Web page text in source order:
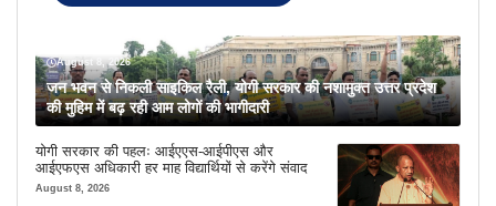
August 8, 2026
जन भवन से निकली साइकिल रैली, योगी सरकार की नशामुक्त उत्तर प्रदेश
की मुहिम में बढ़ रही आम लोगों की भागीदारी
योगी सरकार की पहलः आईएएस-आईपीएस और
आईएफएस अधिकारी हर माह विद्यार्थियों से करेंगे संवाद
August 8, 2026